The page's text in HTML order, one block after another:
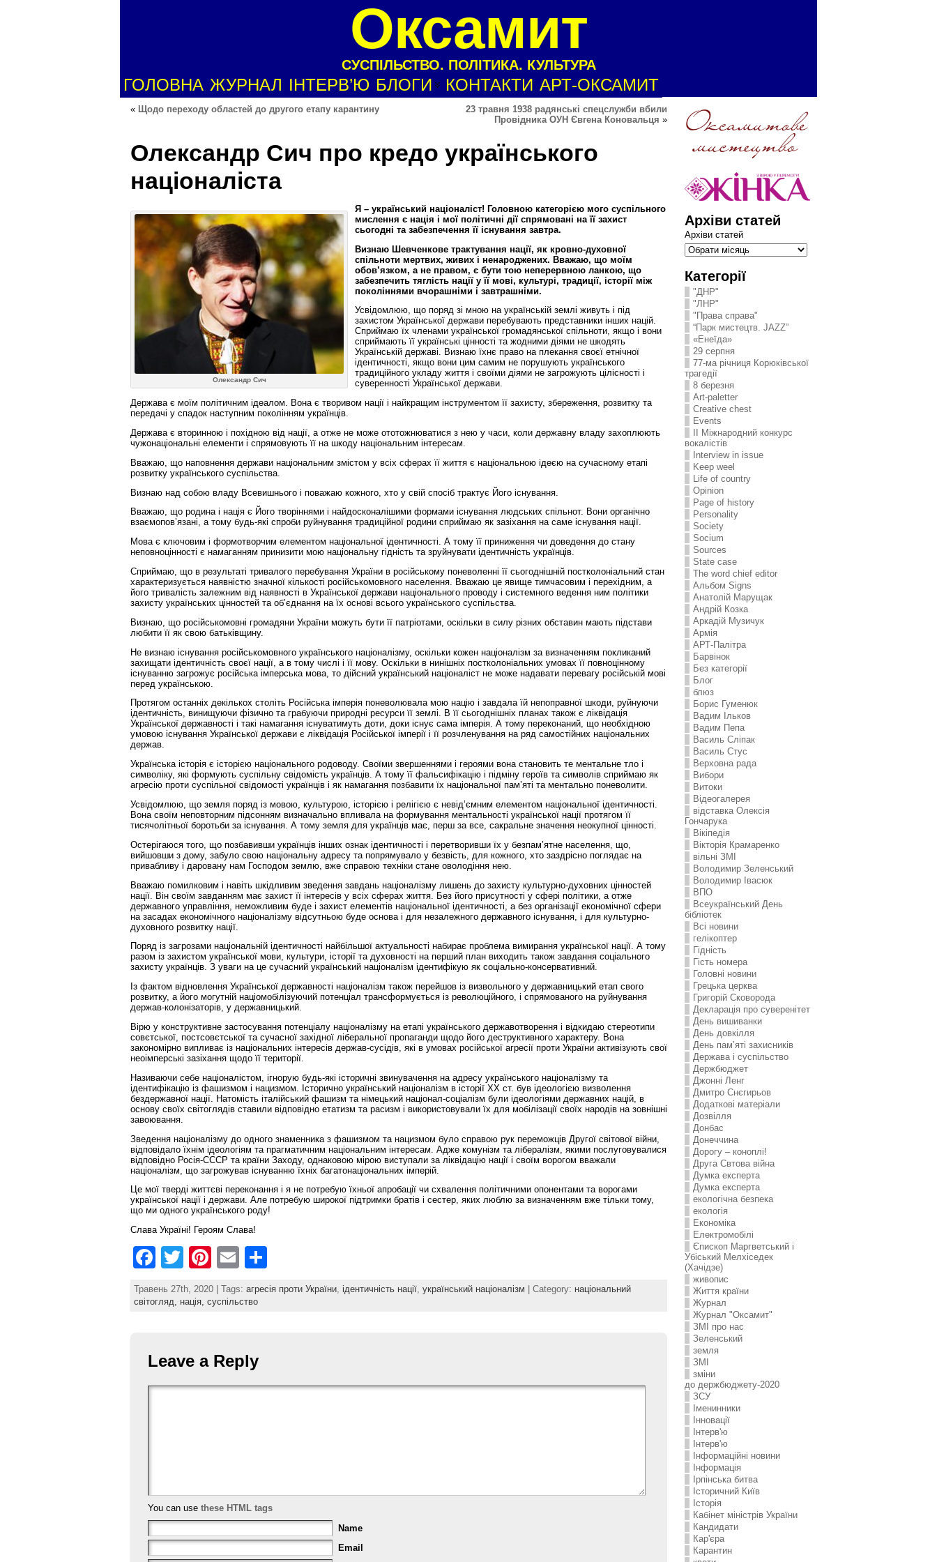
Оксамит
СУСПІЛЬСТВО. ПОЛІТИКА. КУЛЬТУРА
ГОЛОВНА ЖУРНАЛ ІНТЕРВ’Ю БЛОГИ КОНТАКТИ АРТ-ОКСАМИТ
« Щодо переходу областей до другого етапу карантину
23 травня 1938 радянські спецслужби вбили
Провідника ОУН Євгена Коновальця »
Олександр Сич про кредо українського
націоналіста
Олександр Сич
Я – український націоналіст! Головною категорією мого суспільного
мислення є нація і мої політичні дії спрямовані на її захист
сьогодні та забезпечення її існування завтра.
Визнаю Шевченкове трактування нації, як кровно-духовної
спільноти мертвих, живих і ненароджених. Вважаю, що моїм
обов’язком, а не правом, є бути тою неперервною ланкою, що
забезпечить тяглість нації у її мові, культурі, традиції, історії між
поколіннями вчорашніми і завтрашніми.
Усвідомлюю, що поряд зі мною на українській землі живуть і під
захистом Української держави перебувають представники інших націй.
Сприймаю їх членами української громадянської спільноти, якщо і вони
сприймають її українські цінності та жодними діями не шкодять
Українській державі. Визнаю їхнє право на плекання своєї етнічної
ідентичності, якщо вони цим самим не порушують українського
традиційного укладу життя і своїми діями не загрожують цілісності і
суверенності Української держави.
Держава є моїм політичним ідеалом. Вона є творивом нації і найкращим інструментом її захисту, збереження, розвитку та
передачі у спадок наступним поколінням українців.
Держава є вторинною і похідною від нації, а отже не може ототожнюватися з нею у часи, коли державну владу захоплюють
чужонаціональні елементи і спрямовують її на шкоду національним інтересам.
Вважаю, що наповнення держави національним змістом у всіх сферах її життя є національною ідеєю на сучасному етапі
розвитку українського суспільства.
Визнаю над собою владу Всевишнього і поважаю кожного, хто у свій спосіб трактує Його існування.
Вважаю, що родина і нація є Його творіннями і найдосконалішими формами існування людських спільнот. Вони органічно
взаємопов’язані, а тому будь-які спроби руйнування традиційної родини сприймаю як зазіхання на саме існування нації.
Мова є ключовим і формотворчим елементом національної ідентичності. А тому її приниження чи доведення до стану
неповноцінності є намаганням принизити мою національну гідність та зруйнувати ідентичність українців.
Сприймаю, що в результаті тривалого перебування України в російському поневоленні її сьогоднішній постколоніальний стан
характеризується наявністю значної кількості російськомовного населення. Вважаю це явище тимчасовим і перехідним, а
його тривалість залежним від наявності в Української держави національного проводу і системного ведення ним політики
захисту українських цінностей та об’єднання на їх основі всього українського суспільства.
Визнаю, що російськомовні громадяни України можуть бути її патріотами, оскільки в силу різних обставин мають підстави
любити її як свою батьківщину.
Не визнаю існування російськомовного українського націоналізму, оскільки кожен націоналізм за визначенням покликаний
захищати ідентичність своєї нації, а в тому числі і її мову. Оскільки в нинішніх постколоніальних умовах її повноцінному
існуванню загрожує російська імперська мова, то дійсний український націоналіст не може надавати перевагу російській мові
перед українською.
Протягом останніх декількох століть Російська імперія поневолювала мою націю і завдала їй непоправної шкоди, руйнуючи
ідентичність, винищуючи фізично та грабуючи природні ресурси її землі. В її сьогоднішніх планах також є ліквідація
Української державності і такі намагання існуватимуть доти, доки існує сама імперія. А тому переконаний, що необхідною
умовою існування Української держави є ліквідація Російської імперії і її розчленування на ряд самостійних національних
держав.
Українська історія є історією національного родоводу. Своїми звершеннями і героями вона становить те ментальне тло і
символіку, які формують суспільну свідомість українців. А тому її фальсифікацію і підміну героїв та символів сприймаю як
агресію проти суспільної свідомості українців і як намагання позбавити їх національної пам’яті та ментально поневолити.
Усвідомлюю, що земля поряд із мовою, культурою, історією і релігією є невід’ємним елементом національної ідентичності.
Вона своїм неповторним підсонням визначально впливала на формування ментальності української нації протягом її
тисячолітньої боротьби за існування. А тому земля для українців має, перш за все, сакральне значення неокупної цінності.
Остерігаюся того, що позбавивши українців інших ознак ідентичності і перетворивши їх у безпам’ятне населення, що,
вийшовши з дому, забуло свою національну адресу та попрямувало у безвість, для кожного, хто заздрісно поглядає на
привабливу і даровану нам Господом землю, вже справою техніки стане оволодіння нею.
Вважаю помилковим і навіть шкідливим зведення завдань націоналізму лишень до захисту культурно-духовних цінностей
нації. Він своїм завданням має захист її інтересів у всіх сферах життя. Без його присутності у сфері політики, а отже
державного управління, неможливим буде і захист елементів національної ідентичності, а без організації економічної сфери
на засадах економічного націоналізму відсутньою буде основа і для незалежного державного існування, і для культурно-
духовного розвитку нації.
Поряд із загрозами національній ідентичності найбільшої актуальності набирає проблема вимирання української нації. А тому
разом із захистом української мови, культури, історії та духовності на перший план виходить також завдання соціального
захисту українців. З уваги на це сучасний український націоналізм ідентифікую як соціально-консервативний.
Із фактом відновлення Української державності націоналізм також перейшов із визвольного у державницький етап свого
розвитку, а його могутній націомобілізуючий потенціал трансформується із революційного, і спрямованого на руйнування
держав-колонізаторів, у державницький.
Вірю у конструктивне застосування потенціалу націоналізму на етапі українського державотворення і відкидаю стереотипи
совєтської, постсовєтської та сучасної західної ліберальної пропаганди щодо його деструктивного характеру. Вона
закономірно випливає із національних інтересів держав-сусідів, які в умовах російської агресії проти України активізують свої
неоімперські зазіхання щодо її території.
Називаючи себе націоналістом, ігнорую будь-які історичні звинувачення на адресу українського націоналізму та
ідентифікацію із фашизмом і нацизмом. Історично український націоналізм в історії ХХ ст. був ідеологією визволення
бездержавної нації. Натомість італійський фашизм та німецький націонал-соціалізм були ідеологіями державних націй, в
основу своїх світоглядів ставили відповідно етатизм та расизм і використовували їх для мобілізації своїх народів на зовнішні
завоювання.
Зведення націоналізму до одного знаменника з фашизмом та нацизмом було справою рук переможців Другої світової війни,
відповідало їхнім ідеологіям та прагматичним національним інтересам. Адже комунізм та лібералізм, якими послуговувалися
відповідно Росія-СССР та країни Заходу, однаковою мірою виступали за ліквідацію нації і своїм ворогом вважали
націоналізм, що загрожував існуванню їхніх багатонаціональних імперій.
Це мої тверді життєві переконання і я не потребую їхньої апробації чи схвалення політичними опонентами та ворогами
української нації і держави. Але потребую широкої підтримки братів і сестер, яких люблю за визначенням вже тільки тому,
що ми одного українського роду!
Слава Україні! Героям Слава!
F
c
o
o
T
w
itt
Pi
nt
er
E
ai
h
ar
Травень 27th, 2020 | Tags: агресія проти України, ідентичність нації, український націоналізм | Category: національний
світогляд, нація, суспільство
Leave a Reply
You can use these HTML tags
Name
Email
Архіви статей
Архіви статей
Категорії
"ДНР"
"ЛНР"
"Права справа"
“Парк мистецтв. JAZZ”
«Енеїда»
29 серпня
77-ма річниця Корюківської
трагедії
8 березня
Art-paletter
Creative chest
Events
II Міжнародний конкурс
вокалістів
Interview in issue
Keep weel
Life of country
Opinion
Page of history
Personality
Society
Socium
Sources
State case
The word chief editor
Альбом Signs
Анатолій Марущак
Андрій Козка
Аркадій Музичук
Армія
АРТ-Палітра
Барвінок
Без категорії
Блог
блюз
Борис Гуменюк
Вадим Ільков
Вадим Пепа
Василь Сліпак
Василь Стус
Верховна рада
Вибори
Витоки
Відеогалерея
відставка Олексія
Гончарука
Вікіпедія
Вікторія Крамаренко
вільні ЗМІ
Володимир Зеленський
Володимир Івасюк
ВПО
Всеукраїнський День
бібліотек
Всі новини
гелікоптер
Гідність
Гість номера
Головні новини
Грецька церква
Григорій Сковорода
Декларація про суверенітет
День вишиванки
День довкілля
День пам’яті захисників
Держава і суспільство
Держбюджет
Джонні Ленг
Дмитро Снєгирьов
Додаткові матеріали
Дозвілля
Донбас
Донеччина
Дорогу – коноплі!
Друга Свтова війна
Думка експерта
Думка експерта
екологічна безпека
екологія
Економіка
Електромобілі
Єпископ Маргветський і
Убіський Мелхіседек
(Хачідзе)
живопис
Життя країни
Журнал
Журнал "Оксамит"
ЗMI про нас
Зеленський
земля
ЗМІ
зміни
до держбюджету-2020
ЗСУ
Іменинники
Інновації
Інтерв'ю
Інтерв'ю
Інформаційні новини
Інформація
Ірпінська битва
Історичний Київ
Історія
Кабінет міністрів України
Кандидати
Кар'єра
Карантин